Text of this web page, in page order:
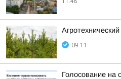
09:11
Голосование на